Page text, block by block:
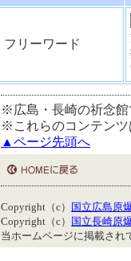
フリーワード
※広島・長崎の祈念館
※これらのコンテンツ
▲ページ先頭へ
Copyright（c）
国立広島原
Copyright（c）
国立長崎原
当ホームページに掲載され